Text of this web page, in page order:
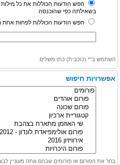
חפש הודעות הכוללות את כל
בשאילתה כפי שהוכנסה
חפש הודעות הכוללות לפחות
השתמש ב־* (כוכבית) כתו משלים.
אפשרויות חיפוש
בחר את הפורום או פורומים שבהם אתה מעוניין